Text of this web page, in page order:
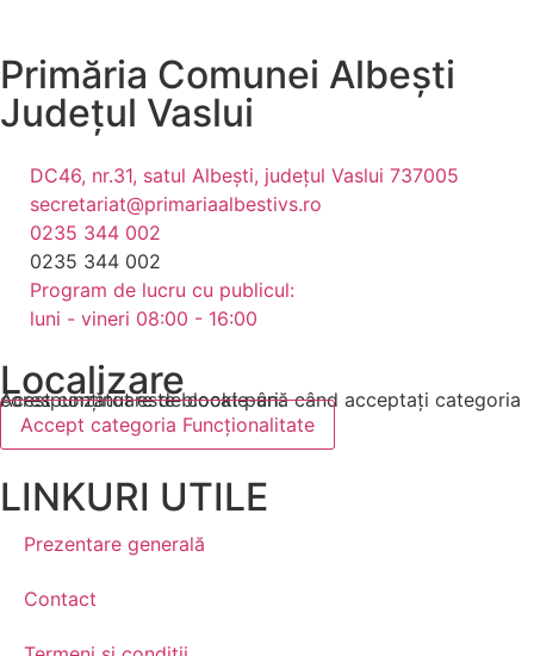
Primăria Comunei Albești
Județul Vaslui
DC46, nr.31, satul Albești, județul Vaslui 737005
secretariat@primariaalbestivs.ro
0235 344 002
0235 344 002
Program de lucru cu publicul:
luni - vineri 08:00 - 16:00
Localizare
Acest conținut este blocat până când acceptați categoria corespunzătoare de cookie-uri.
Accept categoria Funcționalitate
LINKURI UTILE
Prezentare generală
Contact